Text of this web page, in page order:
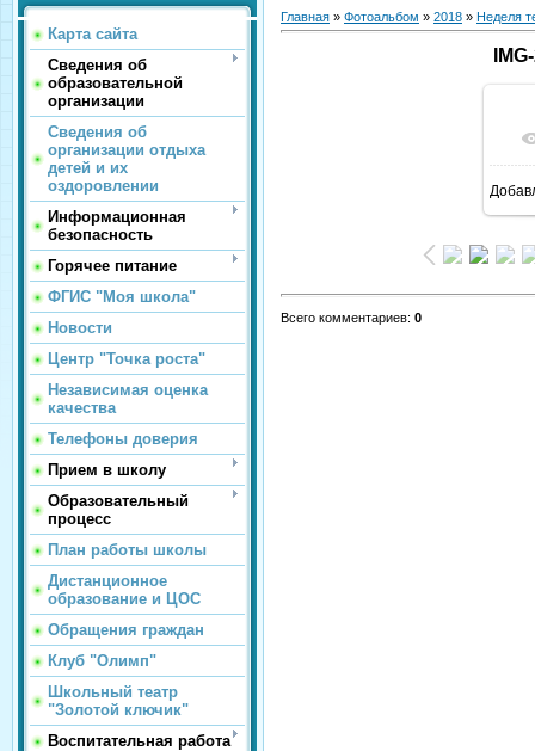
Карта сайта
Сведения об
образовательной
организации
Сведения об
организации отдыха
детей и их
оздоровлении
Информационная
безопасность
Горячее питание
ФГИС "Моя школа"
Новости
Центр "Точка роста"
Независимая оценка
качества
Телефоны доверия
Прием в школу
Образовательный
процесс
План работы школы
Дистанционное
образование и ЦОС
Обращения граждан
Клуб "Олимп"
Школьный театр
"Золотой ключик"
Воспитательная работа
Главная » Фотоальбом » 2018 » Неделя
Всего комментариев: 0